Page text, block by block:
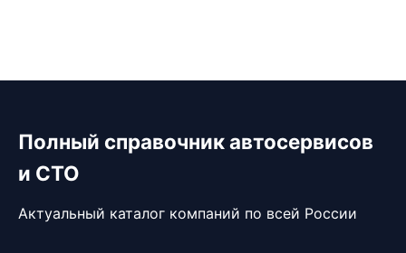
Полный справочник автосервисов
и СТО
Актуальный каталог компаний по всей России